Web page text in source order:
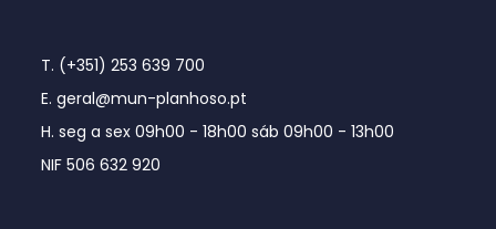
T. (+351) 253 639 700
E. geral@mun-planhoso.pt
H. seg a sex 09h00 - 18h00 sáb 09h00 - 13h00
NIF 506 632 920